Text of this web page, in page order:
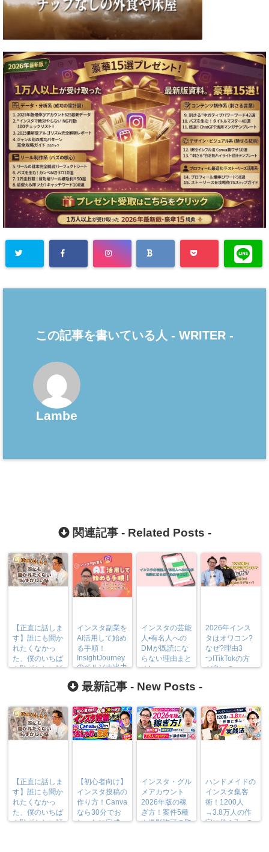
この記事を書いている人 - WRITER -
Lambe
関連記事 - Related Posts -
【正直に話しま
す】誰にも聞か
れたくなかっ
た、僕のいちば
ん恥ずかしい話
インスタ副業を
AI活用して始め
る手順！
InsightJourney
のペルソナ出力
インスタの芸能
人•有名人への
DMが既読にな
らない理由まと
め!
2026年インス
タはオワコン?
なぜ?理由3
つ!TikTokの方
が良い？
最新記事 - New Posts -
【正直に話しま
す】誰にも聞か
れたくなかっ
た、僕のいちば
ん恥ずかしい話
【初心者向け】
インスタ投稿の
作り方！Canva
なら30分でお
しゃれに完成
インスタ・グル
メアカウント
2026年版の稼
ぎ方！案件5種
や撮影許可の取
ハンドメイドの
インスタ集客
術！1200人
→3.8万人の作
家に学ぶ7つの